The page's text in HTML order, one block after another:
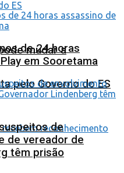
mudar a
pelo Governo do ES
de 24 horas
em Sooretama
de
de vereador de
têm prisão